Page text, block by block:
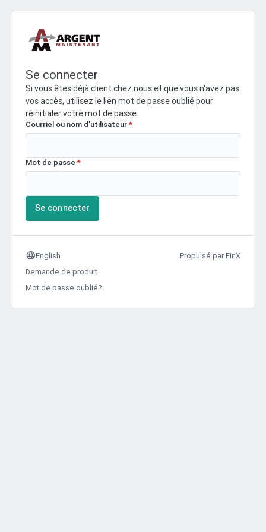
Se connecter
Si vous êtes déjà client chez nous et que vous n'avez pas
vos accès, utilisez le lien mot de passe oubliépour
réinitialer votre mot de passe.
Courriel ou nom d'utilisateur*
Mot de passe *
Se connecter
languageEnglish
Demande de produit
Mot de passe oublié?
Propulsé par FinX